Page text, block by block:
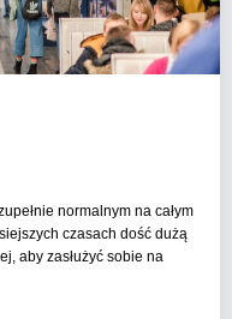
normalnym na całym
czasach dość dużą
aby zasłużyć sobie na